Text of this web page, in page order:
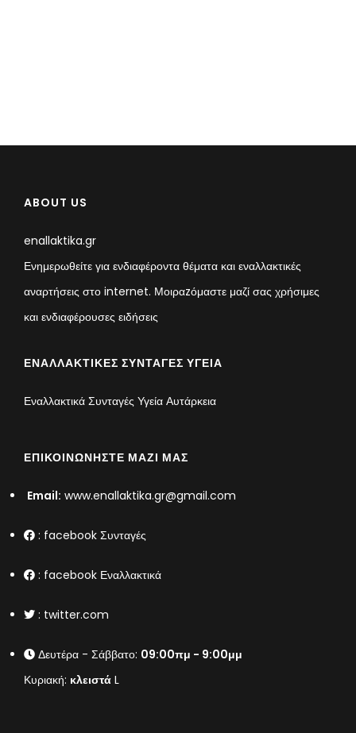
ABOUT US
enallaktika.gr
Ενημερωθείτε για ενδιαφέροντα θέματα και εναλλακτικές
αναρτήσεις στο internet. Μοιραzόμαστε μαζί σας χρήσιμες
και ενδιαφέρουσες ειδήσεις
ΕΝΑΛΛΑΚΤΙΚΈΣ ΣΥΝΤΑΓΈΣ ΥΓΕΊΑ
Εναλλακτικά Συνταγές Υγεία Αυτάρκεια
ΕΠΙΚΟΙΝΩΝΉΣΤΕ ΜΑΖΊ ΜΑΣ
Email: www.enallaktika.gr@gmail.com
: facebook Συνταγές
: facebook Εναλλακτικά
: twitter.com
Δευτέρα - Σάββατο: 09:00πμ - 9:00μμ
Κυριακή: κλειστά L